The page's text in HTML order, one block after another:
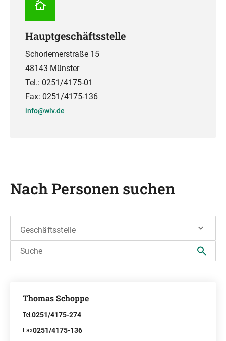
Hauptgeschäftsstelle
Schorlemerstraße 15
48143 Münster
Tel.: 0251/4175-01
Fax: 0251/4175-136
info@wlv.de
Nach Personen suchen
Geschäftsstelle
Suche
Thomas Schoppe
Tel.0251/4175-274
Fax0251/4175-136